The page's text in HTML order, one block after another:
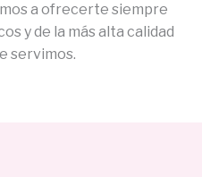
a ofrecerte siempre
y de la más alta calidad
servimos.